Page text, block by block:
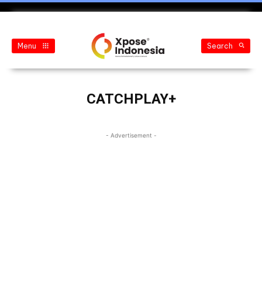
Menu Search
CATCHPLAY+
- Advertisement -